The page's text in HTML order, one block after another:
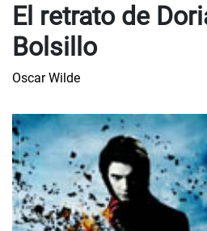
El retrato de
Bolsillo
Oscar Wilde